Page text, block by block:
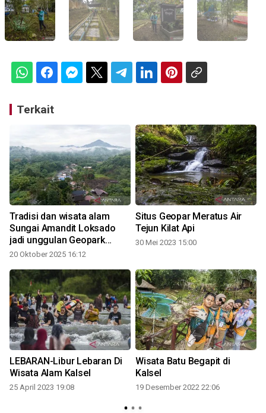
Terkait
Tradisi dan wisata alam
Sungai Amandit Loksado
jadi unggulan Geopark
Meratus
20 Oktober 2025 16:12
Situs Geopar Meratus Air
Tejun Kilat Api
30 Mei 2023 15:00
LEBARAN-Libur Lebaran Di
Wisata Alam Kalsel
25 April 2023 19:08
Wisata Batu Begapit di
Kalsel
19 Desember 2022 22:06